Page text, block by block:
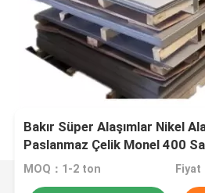
Bakır Süper Alaşımlar Nikel
Paslanmaz Çelik Monel 400
MOQ：1-2 ton